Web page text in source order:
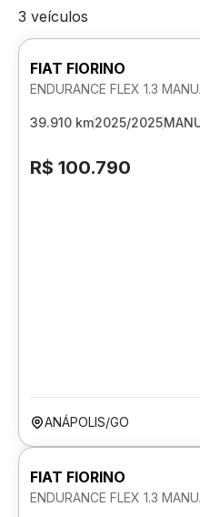
3 veículos
FIAT FIORINO
ENDURANCE FLEX 1.3
39.910 km2025/2025
R$ 100.790
ANÁPOLIS/GO
FIAT FIORINO
ENDURANCE FLEX 1.3